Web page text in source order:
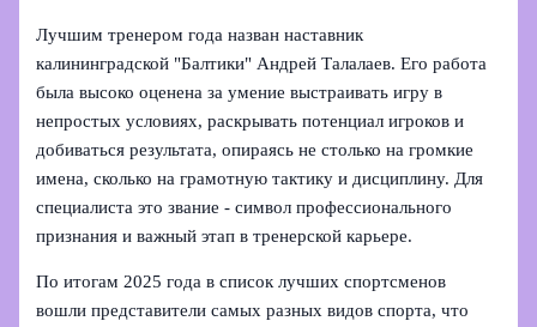
Лучшим тренером года назван наставник
калининградской "Балтики" Андрей Талалаев. Его работа
была высоко оценена за умение выстраивать игру в
непростых условиях, раскрывать потенциал игроков и
добиваться результата, опираясь не столько на громкие
имена, сколько на грамотную тактику и дисциплину. Для
специалиста это звание - символ профессионального
признания и важный этап в тренерской карьере.
По итогам 2025 года в список лучших спортсменов
вошли представители самых разных видов спорта, что